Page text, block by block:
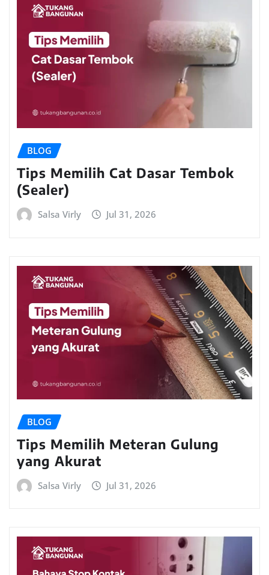
BLOG
Tips Memilih Cat Dasar Tembok
(Sealer)
Salsa Virly Jul 31, 2026
BLOG
Tips Memilih Meteran Gulung
yang Akurat
Salsa Virly Jul 31, 2026